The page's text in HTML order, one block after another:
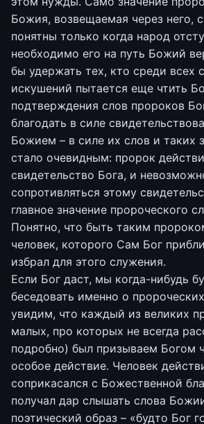
Божия, возвещаемая через него,
понятны только когда народ
необходимо его на путь Божий
бы удержать тех, кто среди всех
искушений пытается еще чтить
подтверждения слов пророков
благодать в силе
Божием – в силе их слов и таких
стало очевидным: пророк
свидетельство Бога, и
сопротивляться этому
главное значение пророческого
Понятно, что быть таким
человек, которого Сам Бог
избрал для этого служения.
Если Бог даст, мы когда-нибудь
беседовать именно о
увидим, что каждый из великих
малых, про которых не всегда
подробно) был призываем Богом
особое действие. Человек
соприкасался с Божественной
получал дар слышать слова
поэтический образ – «будто Бог